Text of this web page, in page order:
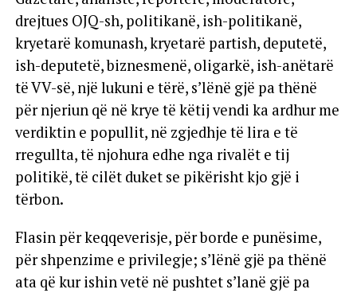
drejtues OJQ-sh, politikanë, ish-politikanë,
kryetarë komunash, kryetarë partish, deputetë,
ish-deputetë, biznesmenë, oligarkë, ish-anëtarë
të VV-së, një lukuni e tërë, s’lënë gjë pa thënë
për njeriun që në krye të këtij vendi ka ardhur me
verdiktin e popullit, në zgjedhje të lira e të
rregullta, të njohura edhe nga rivalët e tij
politikë, të cilët duket se pikërisht kjo gjë i
tërbon.
Flasin për keqqeverisje, për borde e punësime,
për shpenzime e privilegje; s’lënë gjë pa thënë
ata që kur ishin vetë në pushtet s’lanë gjë pa